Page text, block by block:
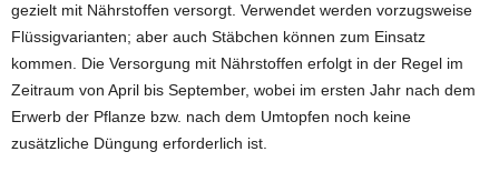
gezielt mit Nährstoffen versorgt. Verwendet werden vorzugsweise
Flüssigvarianten; aber auch Stäbchen können zum Einsatz
kommen. Die Versorgung mit Nährstoffen erfolgt in der Regel im
Zeitraum von April bis September, wobei im ersten Jahr nach dem
Erwerb der Pflanze bzw. nach dem Umtopfen noch keine
zusätzliche Düngung erforderlich ist.